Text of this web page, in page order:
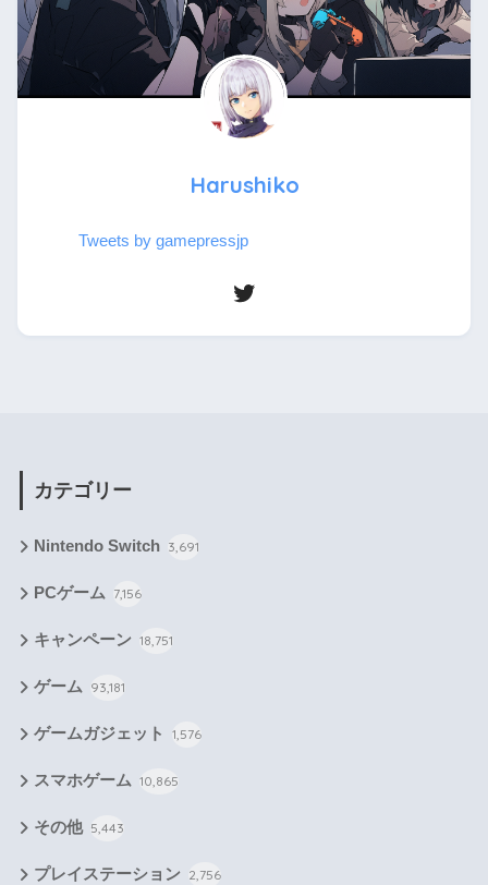
Harushiko
Tweets by gamepressjp
カテゴリー
Nintendo Switch 3,691
PCゲーム 7,156
キャンペーン 18,751
ゲーム 93,181
ゲームガジェット 1,576
スマホゲーム 10,865
その他 5,443
プレイステーション 2,756